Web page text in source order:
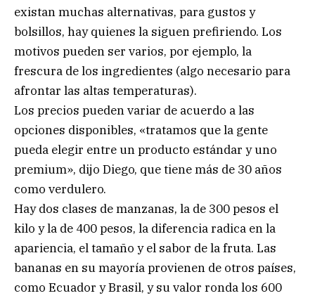
existan muchas alternativas, para gustos y
bolsillos, hay quienes la siguen prefiriendo. Los
motivos pueden ser varios, por ejemplo, la
frescura de los ingredientes (algo necesario para
afrontar las altas temperaturas).
Los precios pueden variar de acuerdo a las
opciones disponibles, «tratamos que la gente
pueda elegir entre un producto estándar y uno
premium», dijo Diego, que tiene más de 30 años
como verdulero.
Hay dos clases de manzanas, la de 300 pesos el
kilo y la de 400 pesos, la diferencia radica en la
apariencia, el tamaño y el sabor de la fruta. Las
bananas en su mayoría provienen de otros países,
como Ecuador y Brasil, y su valor ronda los 600